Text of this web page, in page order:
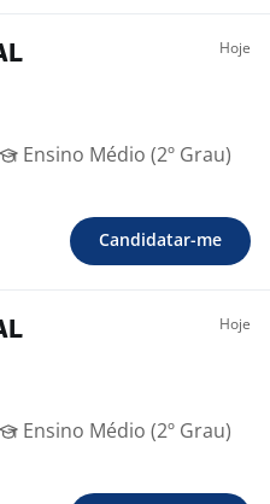
Hoje
Ensino Médio (2º Grau)
Candidatar-me
Hoje
Ensino Médio (2º Grau)